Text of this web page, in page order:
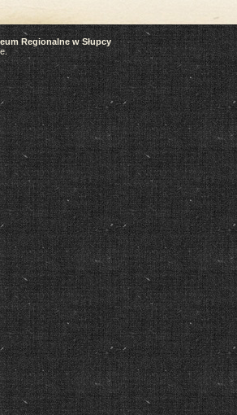
Regionalne w Słupcy